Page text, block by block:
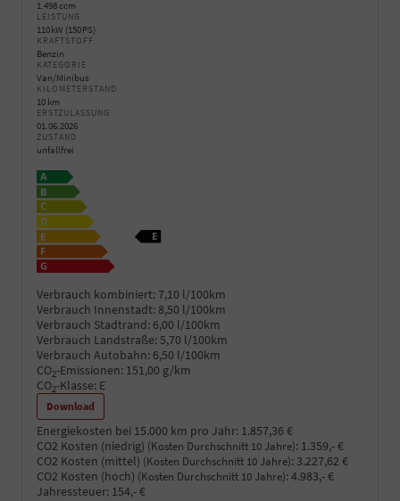
1.498 ccm
LEISTUNG
110 kW (150 PS)
KRAFTSTOFF
Benzin
KATEGORIE
Van/Minibus
KILOMETERSTAND
10 km
ERSTZULASSUNG
01.06.2026
ZUSTAND
unfallfrei
Verbrauch kombiniert: 7,10 l/100km
Verbrauch Innenstadt: 8,50 l/100km
Verbrauch Stadtrand: 6,00 l/100km
Verbrauch Landstraße: 5,70 l/100km
Verbrauch Autobahn: 6,50 l/100km
CO2-Emissionen: 151,00 g/km
CO2-Klasse: E
Download
Energiekosten bei 15.000 km pro Jahr: 1.857,36 €
CO2 Kosten (niedrig) (Kosten Durchschnitt 10 Jahre): 1.359,- €
CO2 Kosten (mittel) (Kosten Durchschnitt 10 Jahre): 3.227,62 €
CO2 Kosten (hoch) (Kosten Durchschnitt 10 Jahre): 4.983,- €
Jahressteuer: 154,- €